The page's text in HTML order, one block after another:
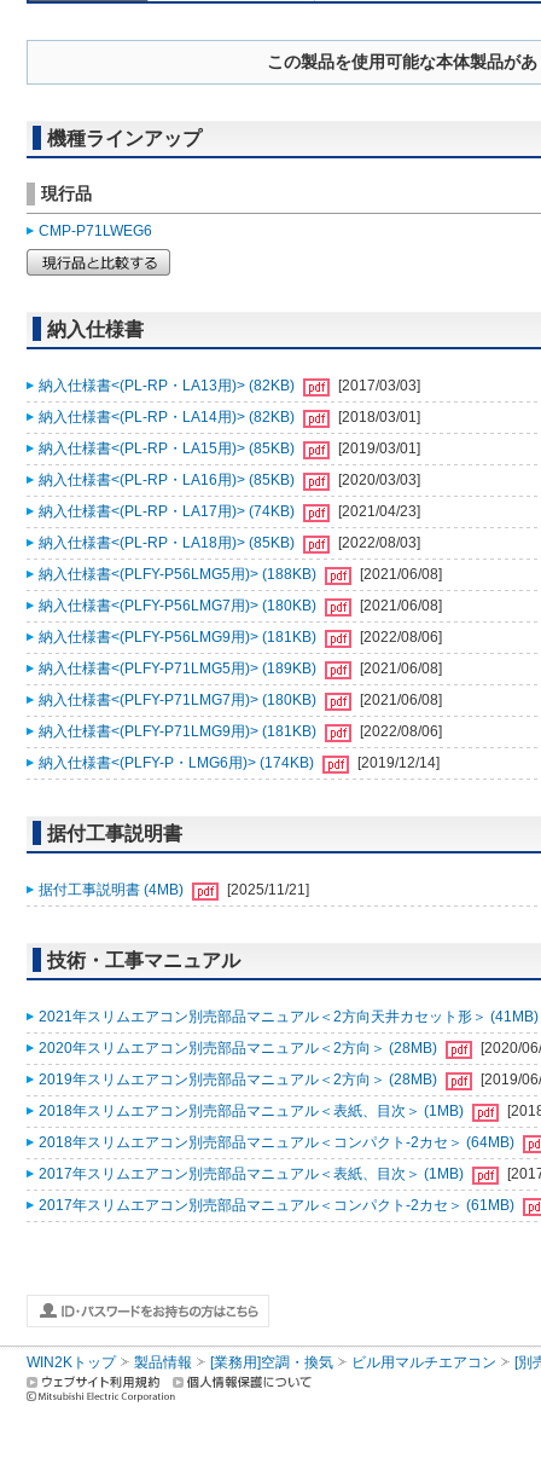
この製品を使用可能な本体製品が
機種ラインアップ
現行品
CMP-P71LWEG6
納入仕様書
納入仕様書<(PL-RP・LA13用)> (82KB)
[2017/03/03]
納入仕様書<(PL-RP・LA14用)> (82KB)
[2018/03/01]
納入仕様書<(PL-RP・LA15用)> (85KB)
[2019/03/01]
納入仕様書<(PL-RP・LA16用)> (85KB)
[2020/03/03]
納入仕様書<(PL-RP・LA17用)> (74KB)
[2021/04/23]
納入仕様書<(PL-RP・LA18用)> (85KB)
[2022/08/03]
納入仕様書<(PLFY-P56LMG5用)> (188KB)
[2021/06/08]
納入仕様書<(PLFY-P56LMG7用)> (180KB)
[2021/06/08]
納入仕様書<(PLFY-P56LMG9用)> (181KB)
[2022/08/06]
納入仕様書<(PLFY-P71LMG5用)> (189KB)
[2021/06/08]
納入仕様書<(PLFY-P71LMG7用)> (180KB)
[2021/06/08]
納入仕様書<(PLFY-P71LMG9用)> (181KB)
[2022/08/06]
納入仕様書<(PLFY-P・LMG6用)> (174KB)
[2019/12/14]
据付工事説明書
据付工事説明書 (4MB) [2025/11/21]
技術・工事マニュアル
2021年スリムエアコン別売部品マニュアル＜2方向天井カセット形＞ (41MB)
2020年スリムエアコン別売部品マニュアル＜2方向＞ (28MB)
[2020/
2019年スリムエアコン別売部品マニュアル＜2方向＞ (28MB)
[2019/
2018年スリムエアコン別売部品マニュアル＜表紙、目次＞ (1MB)
2018年スリムエアコン別売部品マニュアル＜コンパクト-2カセ＞ (64MB)
2017年スリムエアコン別売部品マニュアル＜表紙、目次＞ (1MB)
2017年スリムエアコン別売部品マニュアル＜コンパクト-2カセ＞ (61MB)
WIN2Kトップ 製品情報 [業務用]空調・換気 ビル用マルチエアコン [別